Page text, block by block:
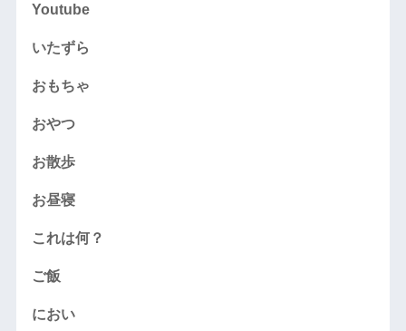
Youtube
いたずら
おもちゃ
おやつ
お散歩
お昼寝
これは何？
ご飯
におい